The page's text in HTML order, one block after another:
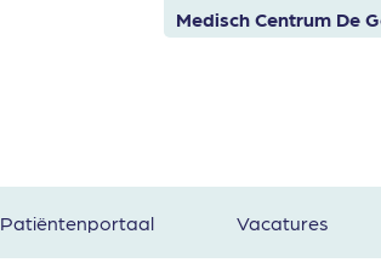
Medisch Centrum De
Patiëntenportaal Vacatures